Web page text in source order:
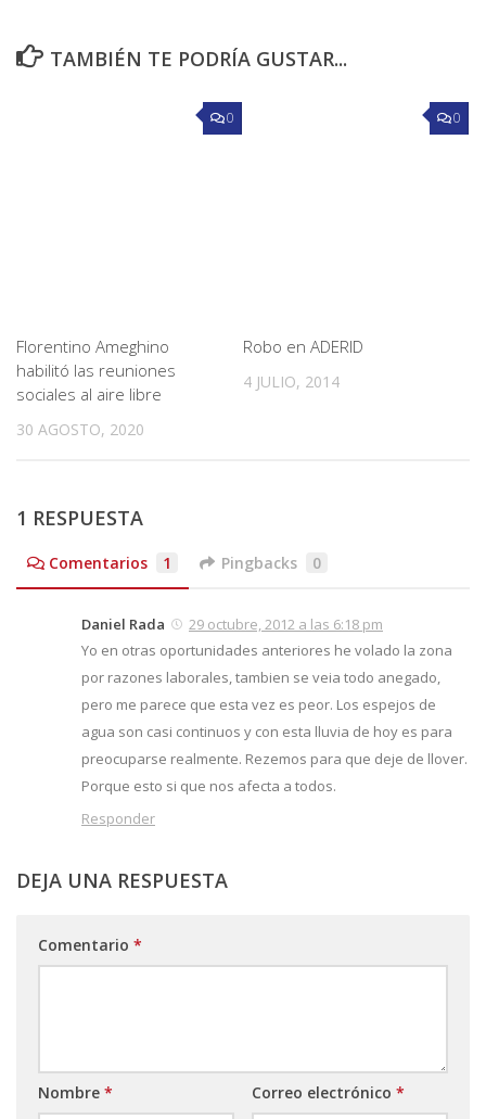
TAMBIÉN TE PODRÍA GUSTAR...
0
Florentino Ameghino
habilitó las reuniones
sociales al aire libre
30 AGOSTO, 2020
0
Robo en ADERID
4 JULIO, 2014
1 RESPUESTA
Comentarios 1 Pingbacks 0
Daniel Rada
29 octubre, 2012 a las 6:18 pm
Yo en otras oportunidades anteriores he volado la zona
por razones laborales, tambien se veia todo anegado,
pero me parece que esta vez es peor. Los espejos de
agua son casi continuos y con esta lluvia de hoy es para
preocuparse realmente. Rezemos para que deje de llover.
Porque esto si que nos afecta a todos.
Responder
DEJA UNA RESPUESTA
Comentario *
Nombre * Correo electrónico *